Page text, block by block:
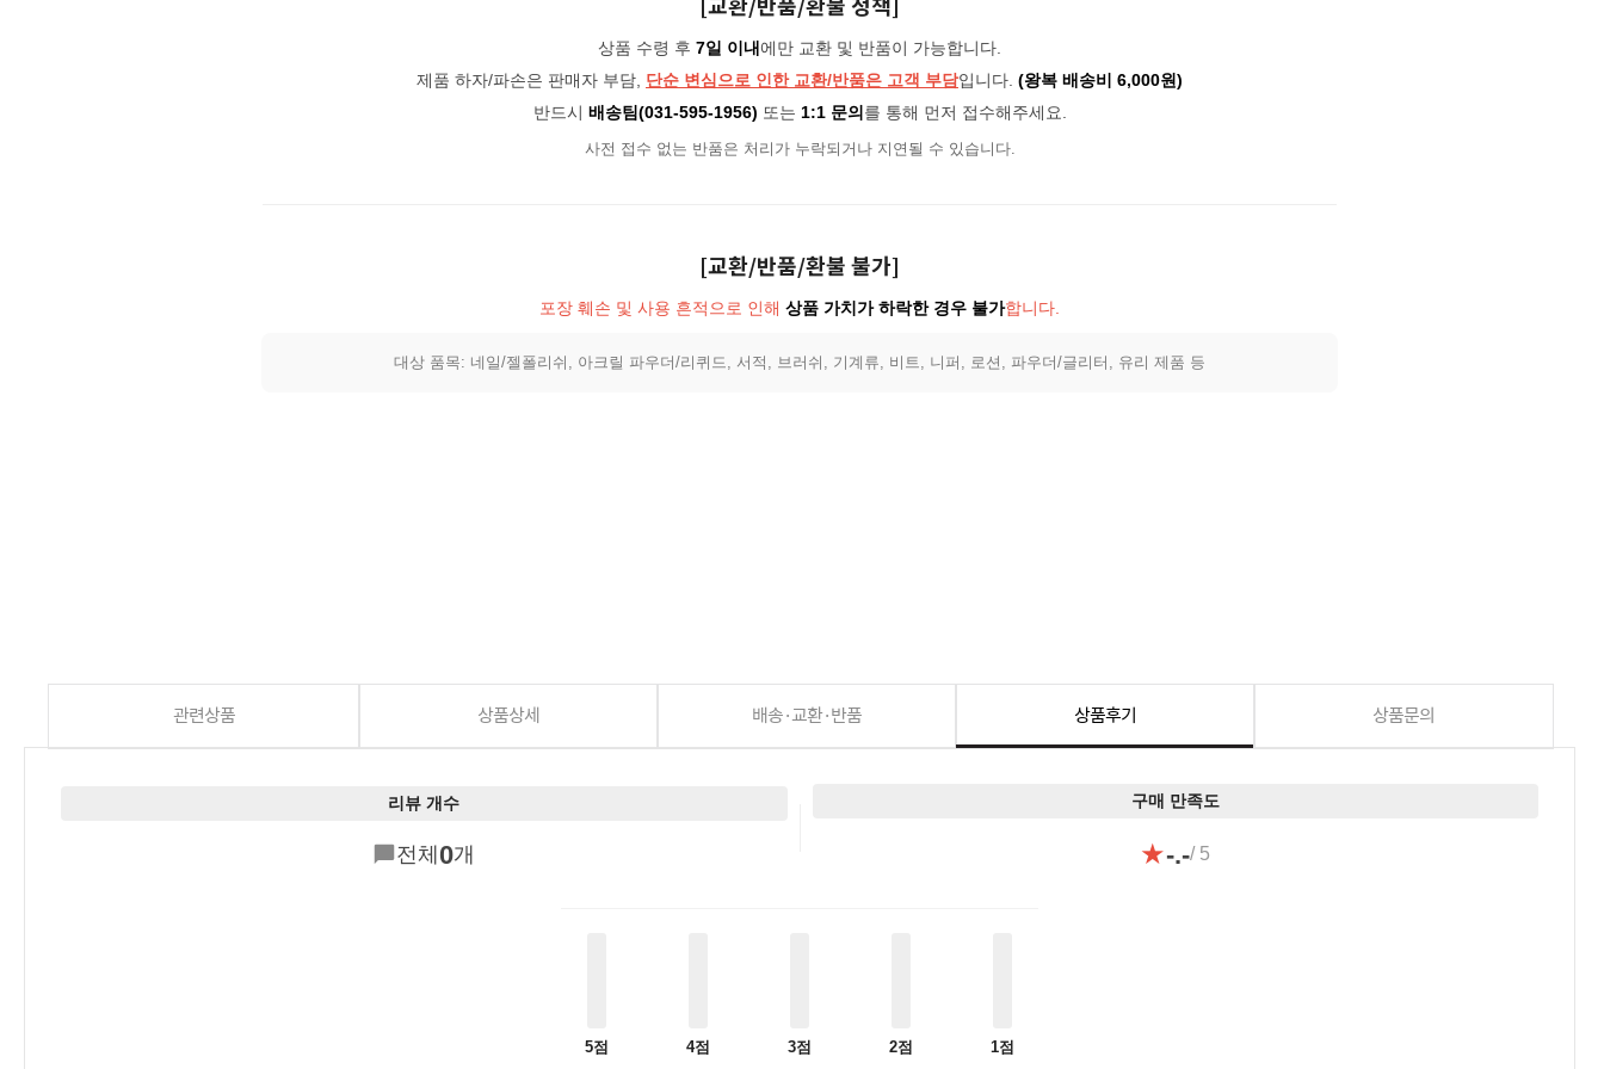
상품 수령 후 7일 이내에만 교환 및 반품이 가능합니다.
제품 하자/파손은 판매자 부담, 단순 변심으로 인한 교환/반품은 고객 부담입니다. (왕복 배송비 6,000원)
반드시 배송팀(031-595-1956) 또는 1:1 문의 를 통해 먼저 접수해주세요.
사전 접수 없는 반품은 처리가 누락되거나 지연될 수 있습니다.
[교환/반품/환불 불가]
포장 훼손 및 사용 흔적으로 인해 상품 가치가 하락한 경우 불가합니다.
대상 품목: 네일/젤폴리쉬, 아크릴 파우더/리퀴드, 서적, 브러쉬, 기계류, 비트, 니퍼, 로션, 파우더/글리터, 유리 제품 등
관련상품 상품상세 배송·교환·반품 상품후기 상품문의
리뷰 개수
전체 0개
구매 만족도
★-.-/ 5
5점 4점 3점 2점 1점